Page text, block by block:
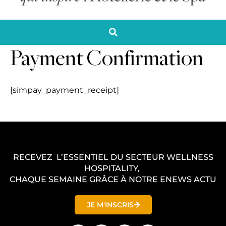
Payment Confirmation
[simpay_payment_receipt]
RECEVEZ L’ESSENTIEL DU SECTEUR WELLNESS
HOSPITALITY,
CHAQUE SEMAINE GRÂCE À NOTRE ENEWS ACTU
JE M'INSCRIS